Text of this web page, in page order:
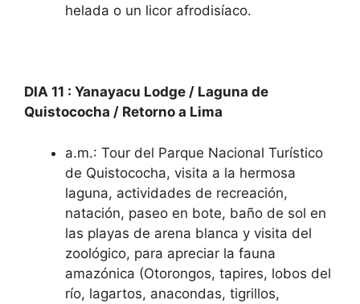
helada o un licor afrodisíaco.
DIA 11 : Yanayacu Lodge / Laguna de
Quistococha / Retorno a Lima
a.m.: Tour del Parque Nacional Turístico
de Quistococha, visita a la hermosa
laguna, actividades de recreación,
natación, paseo en bote, baño de sol en
las playas de arena blanca y visita del
zoológico, para apreciar la fauna
amazónica (Otorongos, tapires, lobos del
río, lagartos, anacondas, tigrillos,